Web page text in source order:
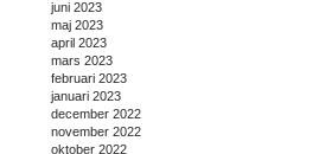
juni 2023
maj 2023
april 2023
mars 2023
februari 2023
januari 2023
december 2022
november 2022
oktober 2022